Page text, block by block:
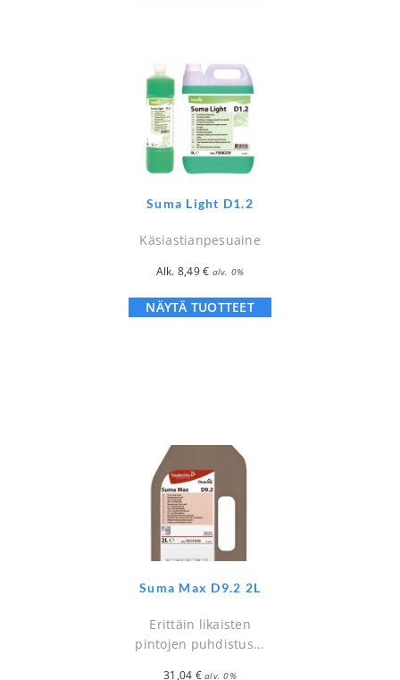
Suma Light D1.2
Käsiastianpesuaine
Alk. 8,49€ alv. 0%
NÄYTÄ TUOTTEET
Suma Max D9.2 2L
Erittäin likaisten
pintojen puhdistus...
31,04 € alv. 0%